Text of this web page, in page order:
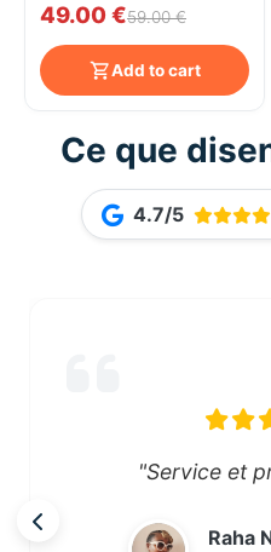
49.00 €59.00 €
Add to cart
Ce que
4.7/5
"Service et
Raha